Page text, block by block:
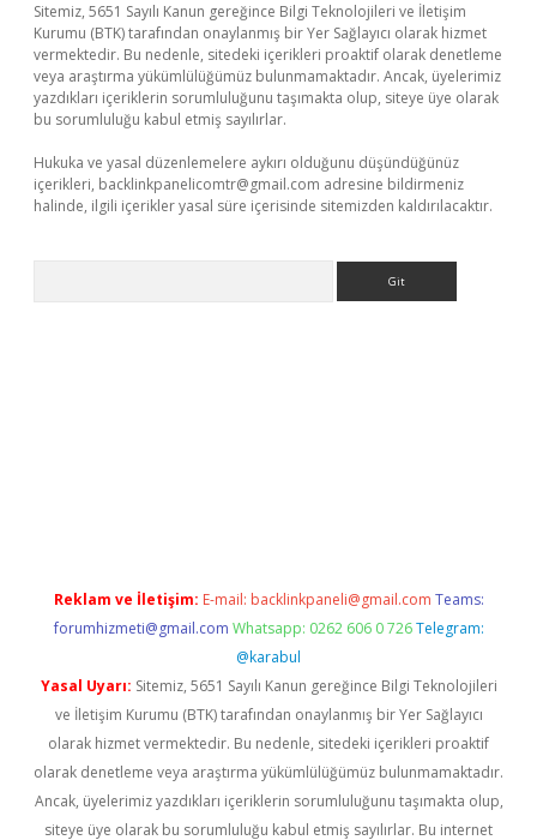
Sitemiz, 5651 Sayılı Kanun gereğince Bilgi Teknolojileri ve İletişim
Kurumu (BTK) tarafından onaylanmış bir Yer Sağlayıcı olarak hizmet
vermektedir. Bu nedenle, sitedeki içerikleri proaktif olarak denetleme
veya araştırma yükümlülüğümüz bulunmamaktadır. Ancak, üyelerimiz
yazdıkları içeriklerin sorumluluğunu taşımakta olup, siteye üye olarak
bu sorumluluğu kabul etmiş sayılırlar.
Hukuka ve yasal düzenlemelere aykırı olduğunu düşündüğünüz
içerikleri, backlinkpanelicomtr@gmail.com adresine bildirmeniz
halinde, ilgili içerikler yasal süre içerisinde sitemizden kaldırılacaktır.
Reklam ve İletişim: E-mail: backlinkpaneli@gmail.com Teams:
forumhizmeti@gmail.com Whatsapp: 0262 606 0 726 Telegram:
@karabul
Yasal Uyarı: Sitemiz, 5651 Sayılı Kanun gereğince Bilgi Teknolojileri
ve İletişim Kurumu (BTK) tarafından onaylanmış bir Yer Sağlayıcı
olarak hizmet vermektedir. Bu nedenle, sitedeki içerikleri proaktif
olarak denetleme veya araştırma yükümlülüğümüz bulunmamaktadır.
Ancak, üyelerimiz yazdıkları içeriklerin sorumluluğunu taşımakta olup,
siteye üye olarak bu sorumluluğu kabul etmiş sayılırlar. Bu internet